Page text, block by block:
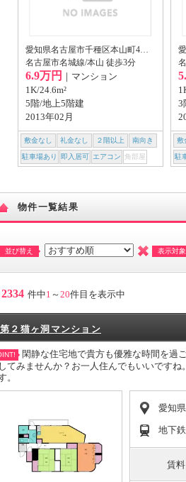
愛知県名古屋市千種区本山町4丁目44-1
名古屋市名城線/本山 徒歩3分
6.9万円 ｜マンション
1K/24.6m²
5階/地上5階建
2013年02月
敷金なし 礼金なし ２階以上 南向き
駐車場あり 即入居可 エアコン 角部屋
3
敷
駐
物件一覧結果
並び替え 表示対象
2334 件中1 ～ 20件目を表示中
第２猫ヶ洞マンション
閑静な住宅地で貴方も優雅な時間を過
てみませんか？お一人住んでもいいです
。
愛知
地下
賃料